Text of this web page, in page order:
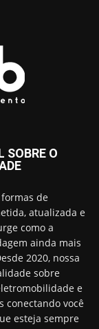
SOBRE O
de
atualizada e
como a
ainda mais
2020, nossa
sobre
e
conectando você
esteja sempre